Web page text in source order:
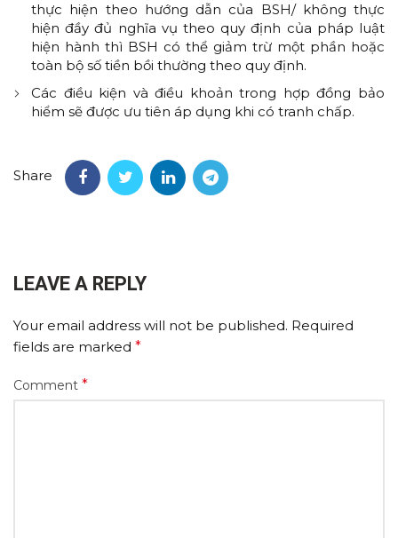
thực hiện theo hướng dẫn của BSH/ không thực
hiện đầy đủ nghĩa vụ theo quy định của pháp luật
hiện hành thì BSH có thể giảm trừ một phần hoặc
toàn bộ số tiền bồi thường theo quy định.
Các điều kiện và điều khoản trong hợp đồng bảo
hiểm sẽ được ưu tiên áp dụng khi có tranh chấp.
Share
LEAVE A REPLY
Your email address will not be published. Required
fields are marked *
Comment *